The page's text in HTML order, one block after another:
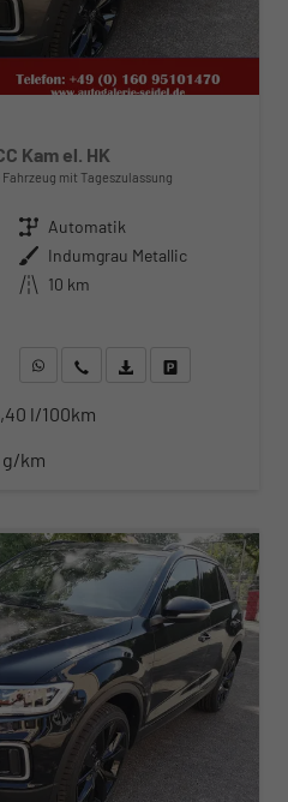
Kam el. HK
Fahrzeug mit Tageszulassung
Getriebe Automatik
Außenfarbe Indumgrau Metallic
Kilometerstand 10 km
WhatsApp anfragen
Wir rufen Sie anFahrzeugexposé (PDF)
l/100km
g/km